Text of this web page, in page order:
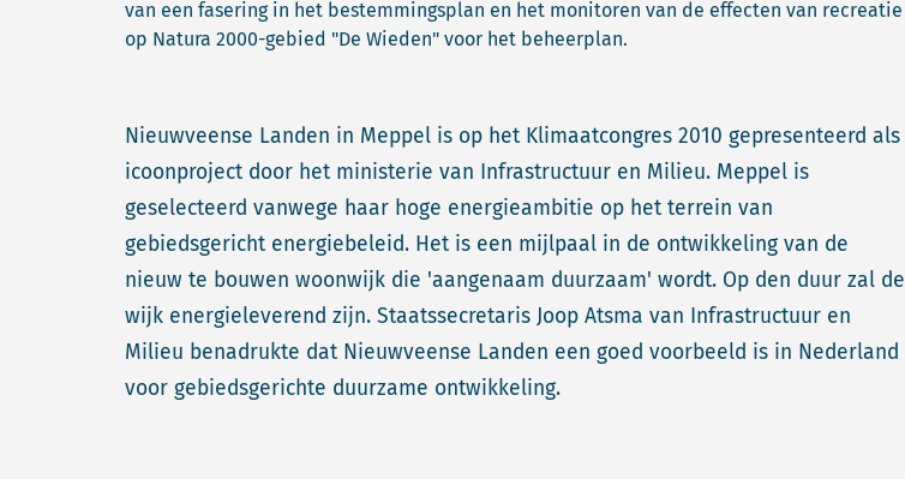
van een fasering in het bestemmingsplan en het monitoren van de effecten van recreatie
op Natura 2000-gebied "De Wieden" voor het beheerplan.
Nieuwveense Landen in Meppel is op het Klimaatcongres 2010 gepresenteerd als
icoonproject door het ministerie van Infrastructuur en Milieu. Meppel is
geselecteerd vanwege haar hoge energieambitie op het terrein van
gebiedsgericht energiebeleid. Het is een mijlpaal in de ontwikkeling van de
nieuw te bouwen woonwijk die 'aangenaam duurzaam' wordt. Op den duur zal de
wijk energieleverend zijn. Staatssecretaris Joop Atsma van Infrastructuur en
Milieu benadrukte dat Nieuwveense Landen een goed voorbeeld is in Nederland
voor gebiedsgerichte duurzame ontwikkeling.